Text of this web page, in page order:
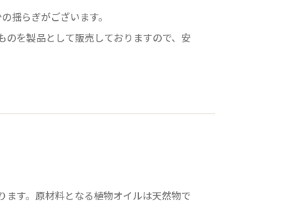
揺らぎがございます。
を製品として販売しておりますので、安
す。原材料となる植物オイルは天然物で